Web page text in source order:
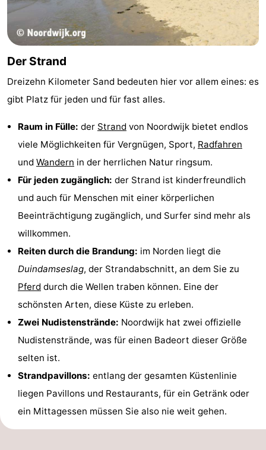
Denkmäler
-
Aussichtspunkte
Attraktionen
-
Rundfahrten
-
Indoor-
Spielplätze
Experiences
Wellness-
Zentren
Dörfer
Städte
Natur
Sport
Schwimmbader
Radfahren
-
Wandern
Reiten
-
Golfplatze
Surfen
Der Strand
Dreizehn Kilometer Sand bedeuten hier vor allem eines: es
gibt Platz für jeden und für fast alles.
Raum in Fülle: der Strand von Noordwijk bietet endlos
viele Möglichkeiten für Vergnügen, Sport, Radfahren
und Wandern in der herrlichen Natur ringsum.
Für jeden zugänglich: der Strand ist kinderfreundlich
und auch für Menschen mit einer körperlichen
Beeinträchtigung zugänglich, und Surfer sind mehr als
willkommen.
Reiten durch die Brandung: im Norden liegt die
Duindamseslag, der Strandabschnitt, an dem Sie zu
Pferd durch die Wellen traben können. Eine der
schönsten Arten, diese Küste zu erleben.
Zwei Nudistenstrände: Noordwijk hat zwei offizielle
Nudistenstrände, was für einen Badeort dieser Größe
selten ist.
Strandpavillons: entlang der gesamten Küstenlinie
liegen Pavillons und Restaurants, für ein Getränk oder
ein Mittagessen müssen Sie also nie weit gehen.